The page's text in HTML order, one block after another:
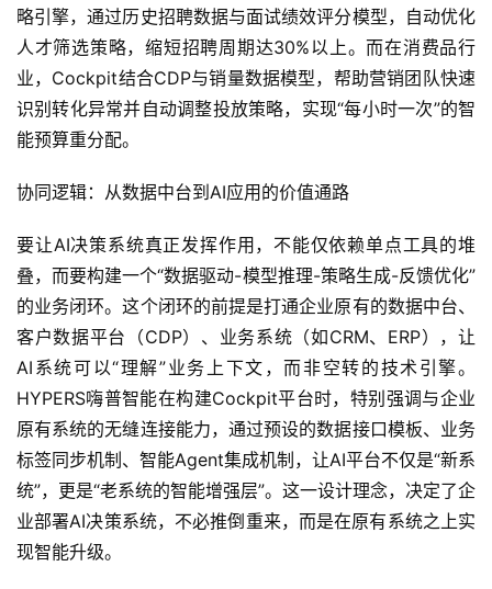
略引擎，通过历史招聘数据与面试绩效评分模型，自动优化
人才筛选策略，缩短招聘周期达30%以上。而在消费品行
业，Cockpit结合CDP与销量数据模型，帮助营销团队快速
识别转化异常并自动调整投放策略，实现“每小时一次”的智
能预算重分配。
协同逻辑：从数据中台到AI应用的价值通路
要让AI决策系统真正发挥作用，不能仅依赖单点工具的堆
叠，而要构建一个“数据驱动-模型推理-策略生成-反馈优化”
的业务闭环。这个闭环的前提是打通企业原有的数据中台、
客户数据平台（CDP）、业务系统（如CRM、ERP），让
AI系统可以“理解”业务上下文，而非空转的技术引擎。
HYPERS嗨普智能在构建Cockpit平台时，特别强调与企业
原有系统的无缝连接能力，通过预设的数据接口模板、业务
标签同步机制、智能Agent集成机制，让AI平台不仅是“新系
统”，更是“老系统的智能增强层”。这一设计理念，决定了企
业部署AI决策系统，不必推倒重来，而是在原有系统之上实
现智能升级。